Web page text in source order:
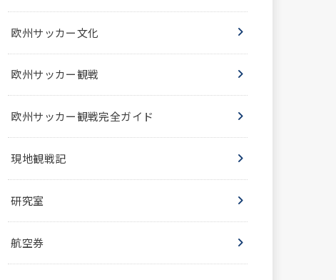
欧州サッカー文化
欧州サッカー観戦
欧州サッカー観戦完全ガイド
現地観戦記
研究室
航空券